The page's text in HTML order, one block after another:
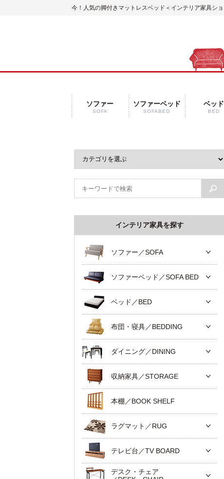
今！人気の脚付きマットレスベッド ＜インテリア家具シ
ソファー
SOFA
ソファーベッド
SOFABED
ベッド
BED
インテリア家具を探す
ソファー／SOFA
ソファーベッド／SOFA BED
ベッド／BED
布団・寝具／BEDDING
ダイニング／DINING
収納家具／STORAGE
本棚／BOOK SHELF
ラグマット／RUG
テレビ台／TV BOARD
デスク・チェア